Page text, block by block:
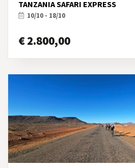
TANZANIA SAFARI EXPRESS
10/10 - 18/10
€ 2.800,00